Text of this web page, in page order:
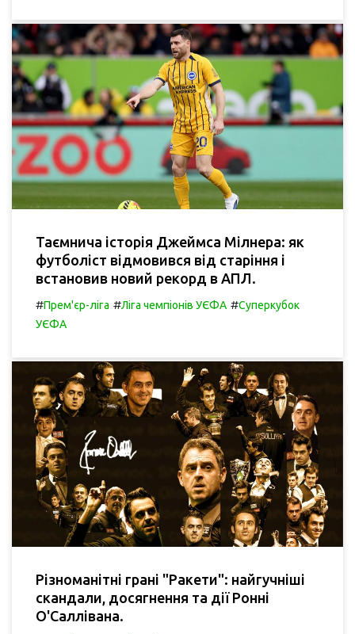
Таємнича історія Джеймса Мілнера: як
футболіст відмовився від старіння і
встановив новий рекорд в АПЛ.
#Прем'єр-ліга #Ліга чемпіонів УЄФА #Суперкубок
УЄФА
Різноманітні грані "Ракети": найгучніші
скандали, досягнення та дії Ронні
О'Саллівана.